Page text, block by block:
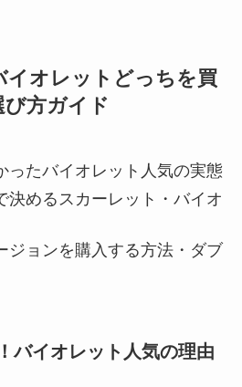
イオレットどっちを買
方ガイド
ったバイオレット人気の実態
決めるスカーレット・バイオ
ジョンを購入する方法・ダブ
バイオレット人気の理由